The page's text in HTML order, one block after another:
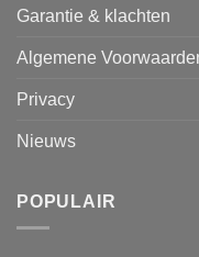
Garantie & klachten
Algemene
Privacy
Nieuws
POPULAIR